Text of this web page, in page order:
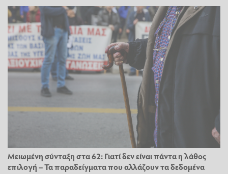
Μειωμένη σύνταξη στα 62: Γιατί δεν είναι πάντα η λάθος
επιλογή – Τα παραδείγματα που αλλάζουν τα δεδομένα